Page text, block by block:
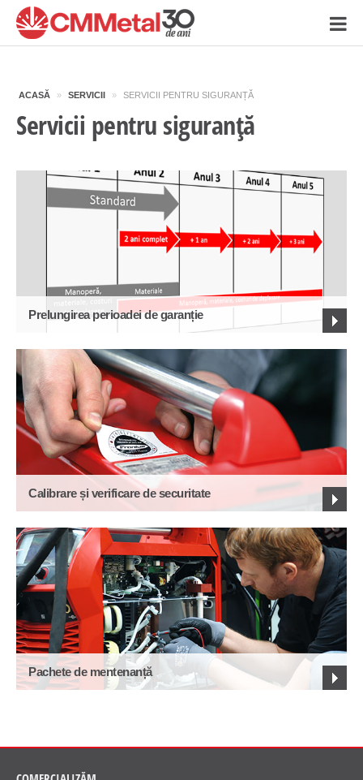
ACASĂ » SERVICII » SERVICII PENTRU SIGURANȚĂ
Servicii pentru siguranță
Prelungirea perioadei de garanție
Calibrare și verificare de securitate
Pachete de mentenanță